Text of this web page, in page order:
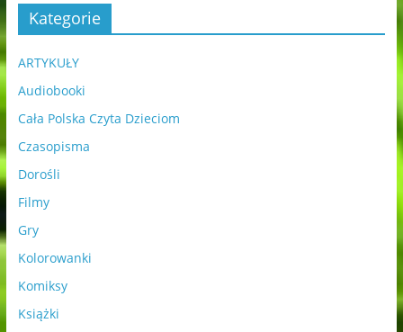
Kategorie
ARTYKUŁY
Audiobooki
Cała Polska Czyta Dzieciom
Czasopisma
Dorośli
Filmy
Gry
Kolorowanki
Komiksy
Książki